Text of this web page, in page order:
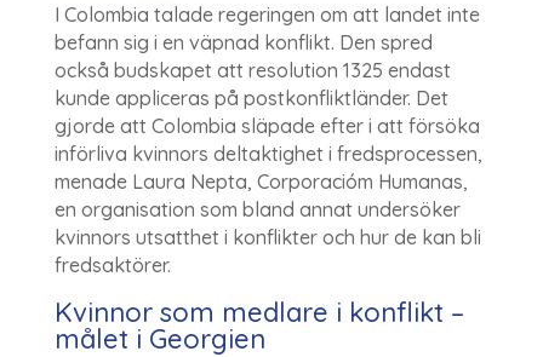
I Colombia talade regeringen om att landet inte
befann sig i en väpnad konflikt. Den spred
också budskapet att resolution 1325 endast
kunde appliceras på postkonfliktländer. Det
gjorde att Colombia släpade efter i att försöka
införliva kvinnors deltaktighet i fredsprocessen,
menade Laura Nepta, Corporacióm Humanas,
en organisation som bland annat undersöker
kvinnors utsatthet i konflikter och hur de kan bli
fredsaktörer.
Kvinnor som medlare i konflikt –
målet i Georgien